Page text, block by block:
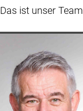
Das ist unser Team